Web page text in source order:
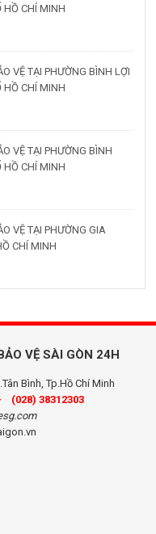
HỒ CHÍ MINH
VỆ TẠI PHƯỜNG BÌNH LỢI
HỒ CHÍ MINH
VỆ TẠI PHƯỜNG BÌNH
HỒ CHÍ MINH
VỆ TẠI PHƯỜNG GIA
CHÍ MINH
VỆ SÀI GÒN 24H
Bình, Tp.Hồ Chí Minh
(028) 38312303